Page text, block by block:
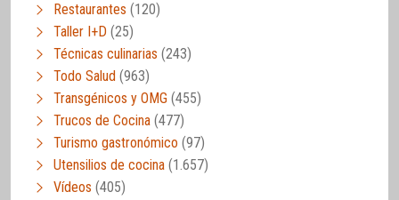
Restaurantes (120)
Taller I+D (25)
Técnicas culinarias (243)
Todo Salud (963)
Transgénicos y OMG (455)
Trucos de Cocina (477)
Turismo gastronómico (97)
Utensilios de cocina (1.657)
Vídeos (405)